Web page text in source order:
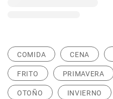
COMIDA CENA
FRITO PRIMAVERA
OTOÑO INVIERNO